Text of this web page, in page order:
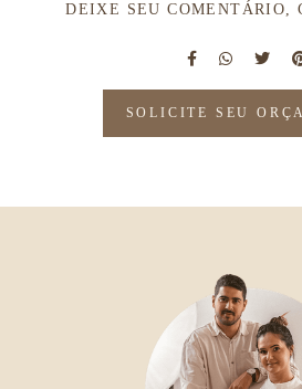
DEIXE SEU COMENTÁRIO,
SOLICITE SEU